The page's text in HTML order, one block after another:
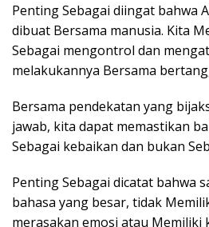
Penting Sebagai diingat bahwa
dibuat Bersama manusia. Kita
Sebagai mengontrol dan
melakukannya Bersama
Bersama pendekatan yang
jawab, kita dapat memastikan
Sebagai kebaikan dan bukan
Penting Sebagai dicatat bahwa
bahasa yang besar, tidak
merasakan emosi atau Memiliki